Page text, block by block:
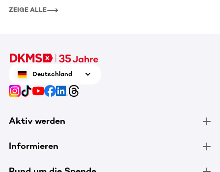
ZEIGE ALLE
Deutschland
Aktiv werden
Informieren